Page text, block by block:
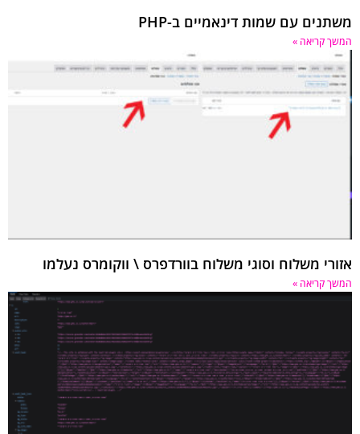
משתנים עם שמות דינאמיים ב-PHP
המשך קריאה »
אזורי משלוח וסוגי משלוח בוורדפרס \ ווקומרס נעלמו
המשך קריאה »